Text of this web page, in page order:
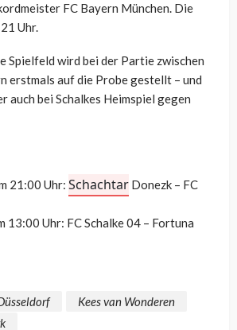
FC Bayern München. Die
Uhr.
Spielfeld wird bei der Partie zwischen
erstmals auf die Probe gestellt – und
auch bei Schalkes Heimspiel gegen
21:00 Uhr: Schachtar Donezk – FC
13:00 Uhr: FC Schalke 04 – Fortuna
Kees van Wonderen